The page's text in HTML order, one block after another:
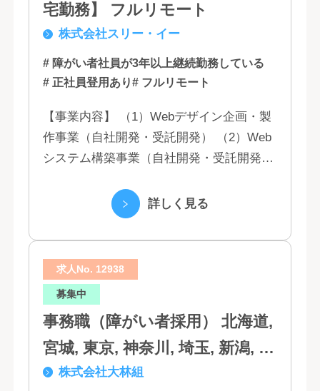
宅勤務】 フルリモート
株式会社スリー・イー
# 障がい者社員が3年以上継続勤務している
# 正社員登用あり# フルリモート
【事業内容】 （1）Webデザイン企画・製
作事業（自社開発・受託開発） （2）Web
システム構築事業（自社開発・受託開発）
（5）営業代行業務 （6...詳しく見る
求人No. 12938
募集中
事務職（障がい者採用） 北海道,
宮城, 東京, 神奈川, 埼玉, 新潟, 愛
知, 大阪, 京都, 兵庫, 広島, 香川,
株式会社大林組